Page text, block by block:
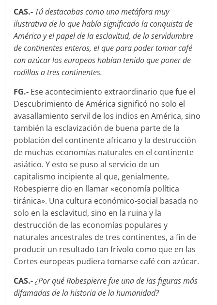
CAS.- Tú destacabas como una metáfora muy
ilustrativa de lo que habí­a significado la conquista de
América y el papel de la esclavitud, de la servidumbre
de continentes enteros, el que para poder tomar café
con azúcar los europeos habían tenido que poner de
rodillas a tres continentes.
FG.- Ese acontecimiento extraordinario que fue el
Descubrimiento de América significó no solo el
avasallamiento servil de los indios en América, sino
también la esclavización de buena parte de la
población del continente africano y la destrucción
de muchas economías naturales en el continente
asiático. Y esto se puso al servicio de un
capitalismo incipiente al que, genialmente,
Robespierre dio en llamar «economí­a política
tiránica». Una cultura económico-social basada no
solo en la esclavitud, sino en la ruina y la
destrucción de las economías populares y
naturales ancestrales de tres continentes, a fin de
producir un resultado tan frí­volo como que en las
Cortes europeas pudiera tomarse café con azúcar.
CAS.- ¿Por qué Robespierre fue una de las figuras más
difamadas de la historia de la humanidad?